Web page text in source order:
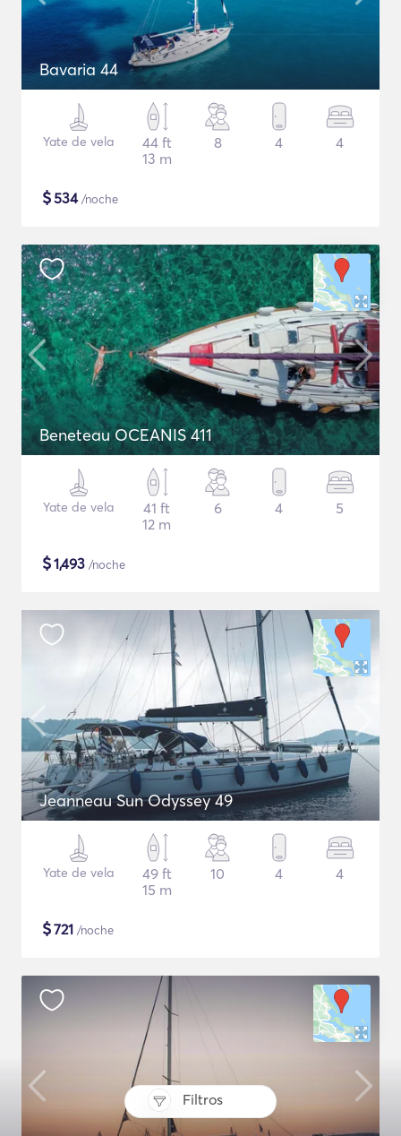
Filtros
Bavaria 44
Yate de vela
44 ft
13 m
8 4 4
$534/noche
Beneteau OCEANIS 411
Yate de vela
41 ft
12 m
6 4 5
$1,493 /noche
Jeanneau Sun Odyssey 49
Yate de vela
49 ft
15 m
10 4 4
$721 /noche